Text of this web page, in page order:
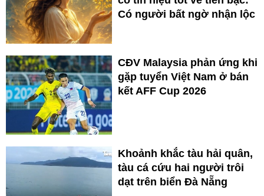
Có người bất ngờ nhận lộc
CĐV Malaysia phản ứng khi
gặp tuyển Việt Nam ở bán
kết AFF Cup 2026
Khoảnh khắc tàu hải quân,
tàu cá cứu hai người trôi
dạt trên biển Đà Nẵng